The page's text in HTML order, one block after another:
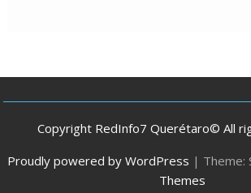
Copyright RedInfo7 Querétaro© All
Proudly powered by WordPress | Theme:
Themes